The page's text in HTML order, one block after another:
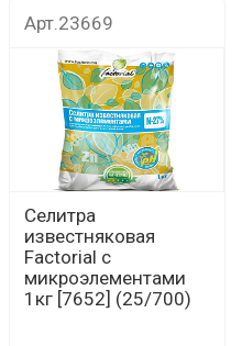
Арт.23669
Селитра
известняковая
Factorial с
микроэлементами
1кг [7652] (25/700)